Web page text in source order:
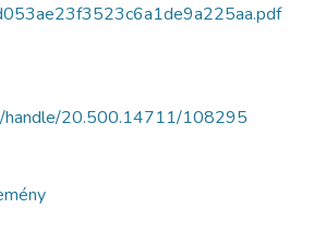
handle/20.500.14711/108295